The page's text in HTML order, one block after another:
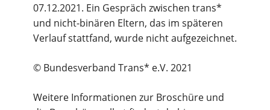
07.12.2021. Ein Gespräch zwischen trans*
und nicht-binären Eltern, das im späteren
Verlauf stattfand, wurde nicht aufgezeichnet.
© Bundesverband Trans* e.V. 2021
Weitere Informationen zur Broschüre und